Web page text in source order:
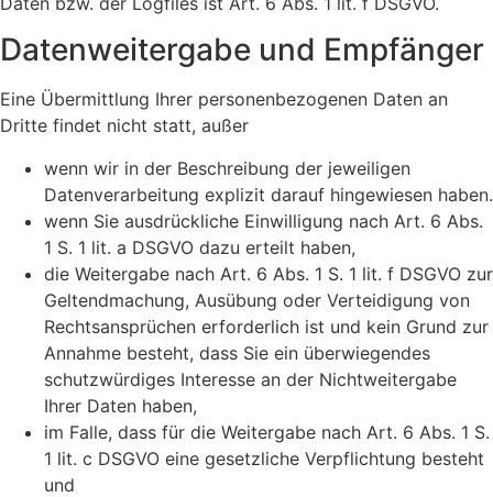
Datenweitergabe und Empfänger
Eine Übermittlung Ihrer personenbezogenen Daten an
Dritte findet nicht statt, außer
wenn wir in der Beschreibung der jeweiligen
Datenverarbeitung explizit darauf hingewiesen haben.
wenn Sie ausdrückliche Einwilligung nach Art. 6 Abs.
1 S. 1 lit. a DSGVO dazu erteilt haben,
die Weitergabe nach Art. 6 Abs. 1 S. 1 lit. f DSGVO zur
Geltendmachung, Ausübung oder Verteidigung von
Rechtsansprüchen erforderlich ist und kein Grund zur
Annahme besteht, dass Sie ein überwiegendes
schutzwürdiges Interesse an der Nichtweitergabe
Ihrer Daten haben,
im Falle, dass für die Weitergabe nach Art. 6 Abs. 1 S.
1 lit. c DSGVO eine gesetzliche Verpflichtung besteht
und